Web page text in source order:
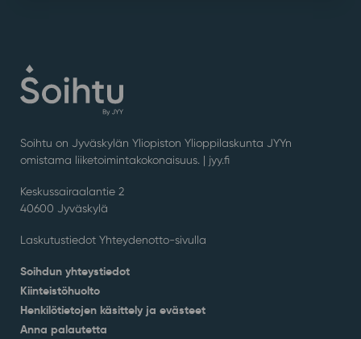
Soihtu on Jyväskylän Yliopiston Ylioppilaskunta JYYn
omistama liiketoimintakokonaisuus. | jyy.fi
Keskussairaalantie 2
40600 Jyväskylä
Laskutustiedot Yhteydenotto-sivulla
Soihdun yhteystiedot
Kiinteistöhuolto
Henkilötietojen käsittely ja evästeet
Anna palautetta